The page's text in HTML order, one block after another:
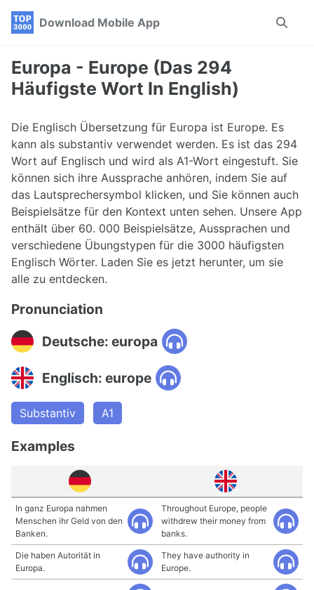
Skip
navigation
Skip
Skip
Download Mobile App
Toggle
Europa - Europe (Das 294
Häufigste Wort In English)
Die Englisch Übersetzung für Europa ist Europe. Es
kann als substantiv verwendet werden. Es ist das 294
Wort auf Englisch und wird als A1-Wort eingestuft. Sie
können sich ihre Aussprache anhören, indem Sie auf
das Lautsprechersymbol klicken, und Sie können auch
Beispielsätze für den Kontext unten sehen. Unsere App
enthält über 60. 000 Beispielsätze, Aussprachen und
verschiedene Übungstypen für die 3000 häufigsten
Englisch Wörter. Laden Sie es jetzt herunter, um sie
alle zu entdecken.
Pronunciation
Deutsche: europa
Englisch: europe
Substantiv A1
Examples
In ganz Europa nahmen
Menschen ihr Geld von den
Banken.
Throughout Europe, people
withdrew their money from
banks.
Die haben Autorität in
Europa.
They have authority in
Europe.